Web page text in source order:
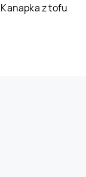
Kanapka z tofu